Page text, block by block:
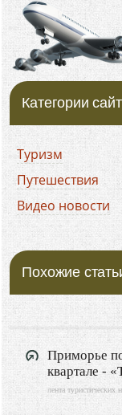
Категории
Туризм
Путешествия
Видео новости
Похожие
Приморье
квартале -
лента туристических